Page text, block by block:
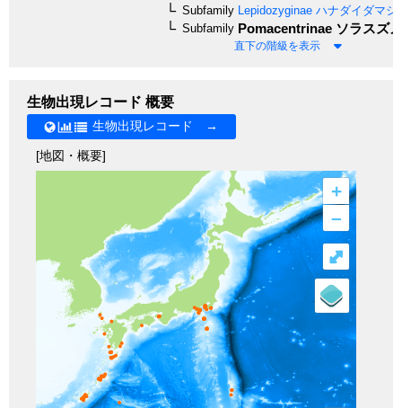
Subfamily Lepidozyginae ハナダイダマシ
Subfamily Pomacentrinae ソラスズ
直下の階級を表示
生物出現レコード 概要
生物出現レコード →
[地図・概要]
+
–
⤢